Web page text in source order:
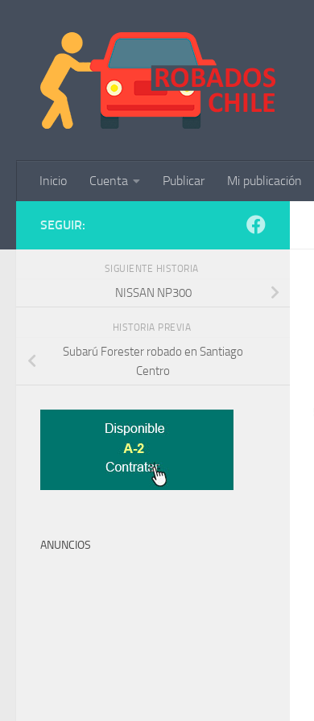
Inicio Cuenta Publicar Mi publicación
SEGUIR:
SIGUIENTE HISTORIA
NISSAN NP300
HISTORIA PREVIA
Subarú Forester robado en Santiago
Centro
ANUNCIOS